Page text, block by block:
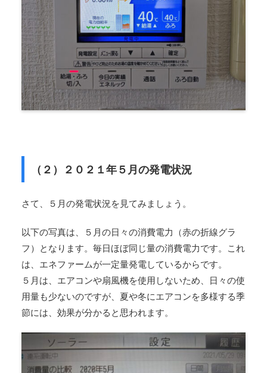
（２）２０２１年５月の発電状況
さて、５月の発電状況を見てみましょう。
以下の写真は、５月の日々の消費電力（赤の折線グラ
フ）となります。毎日ほぼ同じ量の消費電力です。これ
は、エネファームが一定量発電しているからです。
５月は、エアコンや扇風機を使用しないため、日々の使
用量も少ないのですが、夏や冬にエアコンを多様する季
節には、効果が分かると思われます。